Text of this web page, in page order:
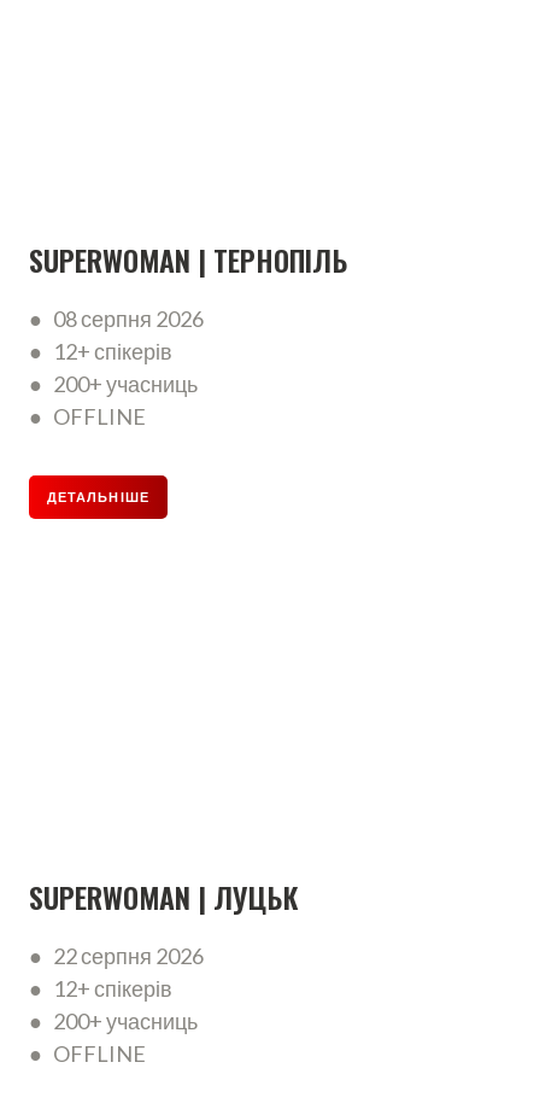
SUPERWOMAN | ТЕРНОПІЛЬ
● 08 серпня 2026
● 12+ спікерів
● 200+ учасниць
● OFFLINE
ДЕТАЛЬНІШЕ
SUPERWOMAN | ЛУЦЬК
● 22 серпня 2026
● 12+ спікерів
● 200+ учасниць
● OFFLINE